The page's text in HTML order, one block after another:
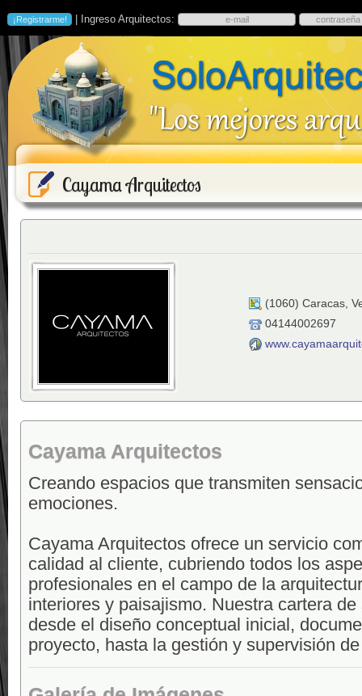
| Ingreso Arquitectos:
Cayama Arquitectos
(1060) Caracas
04144002697
Cayama Arquitectos
Creando espacios que transmiten
emociones.
Cayama Arquitectos ofrece un servicio
calidad al cliente, cubriendo todos los
profesionales en el campo de la
interiores y paisajismo. Nuestra cartera
desde el diseño conceptual inicial,
proyecto, hasta la gestión y supervisión